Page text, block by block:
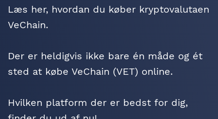
Læs her, hvordan du køber kryptovalutaen
VeChain.
Der er heldigvis ikke bare én måde og ét
sted at købe VeChain (VET) online.
Hvilken platform der er bedst for dig,